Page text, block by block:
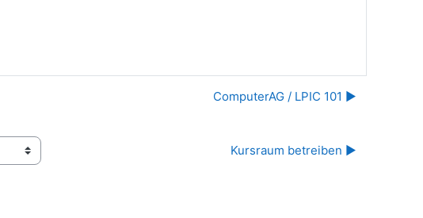
ComputerAG / LPIC 101 ▶︎
Kursraum betreiben ▶︎